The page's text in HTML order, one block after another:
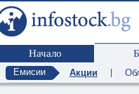
Начало
Емисии Акции